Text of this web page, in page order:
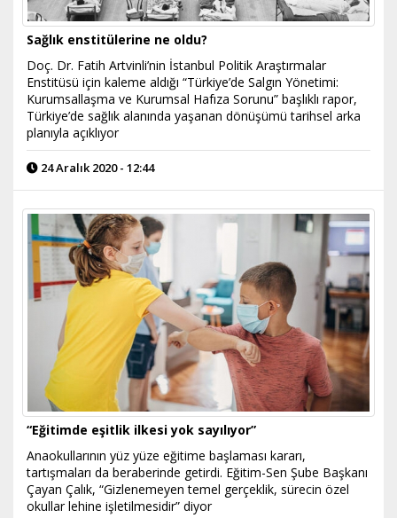
Sağlık enstitülerine ne oldu?
Doç. Dr. Fatih Artvinli’nin İstanbul Politik Araştırmalar
Enstitüsü için kaleme aldığı “Türkiye’de Salgın Yönetimi:
Kurumsallaşma ve Kurumsal Hafıza Sorunu” başlıklı rapor,
Türkiye’de sağlık alanında yaşanan dönüşümü tarihsel arka
planıyla açıklıyor
24 Aralık 2020 - 12:44
“Eğitimde eşitlik ilkesi yok sayılıyor”
Anaokullarının yüz yüze eğitime başlaması kararı,
tartışmaları da beraberinde getirdi. Eğitim-Sen Şube Başkanı
Çayan Çalık, “Gizlenemeyen temel gerçeklik, sürecin özel
okullar lehine işletilmesidir” diyor